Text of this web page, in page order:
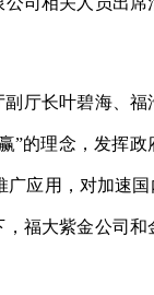
厅长叶碧海、
”的理念，发挥
应用，对加速
福大紫金公司